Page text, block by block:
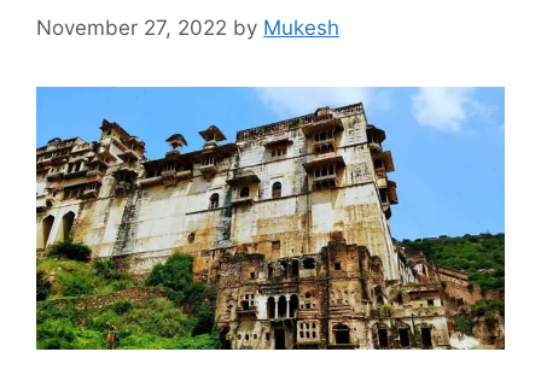
November 27, 2022 by Mukesh